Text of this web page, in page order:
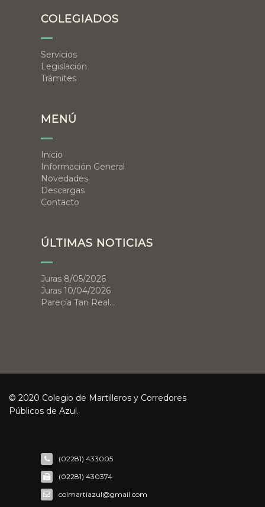
COLEGIADOS
Servicios
Legislación
Trámites
MENÚ
Inicio
Información General
Novedades
Descargas
Contacto
ÚLTIMAS NOTICIAS
Juras 8/05/2026
Juras 10/04/2026
Parecía Tan Real…
© 2020 Colegio de Martilleros y Corredores
Públicos de Azul.
(02281) 433005
(02281) 430374
colmartiazul@gmail.com